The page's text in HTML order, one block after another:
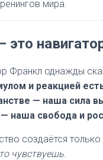
мира.
Франкл однажды
и реакцией
— наша сила
наша свобода и
создаётся только
чувствуешь.